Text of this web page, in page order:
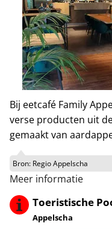
Bij eetcafé Family
verse producten uit
gemaakt van
Bron: Regio Appelscha
Meer informatie
Toeristische
Appelscha